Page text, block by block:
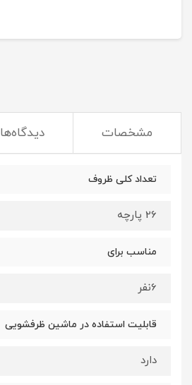
مشخصات دیدگاه‌ها
تعداد کلی ظروف
26 پارچه
مناسب برای
6نفر
قابلیت استفاده در ماشین ظرفشویی
دارد